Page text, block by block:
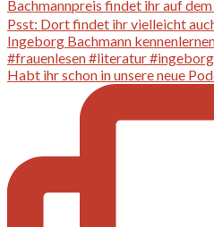
Habt ihr schon in unsere neue